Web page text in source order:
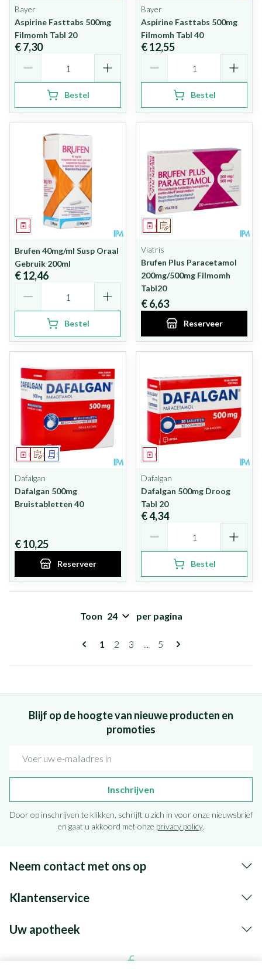
Bayer
Aspirine Fasttabs 500mg
Filmomh Tabl 20
€ 7,30
Bestel
Bayer
Aspirine Fasttabs 500mg
Filmomh Tabl 40
€ 12,55
Bestel
Geneesmiddel
Brufen 40mg/ml Susp Oraal
Gebruik 200ml
€ 12,46
Bestel
Op voorschrift
Geneesmiddel
Viatris
Brufen Plus Paracetamol
200mg/500mg Filmomh
Tabl20
€ 6,63
Reserveer
Op voorschrift
GeneesmiddelSchriftelijke aanvraag
Dafalgan
Dafalgan 500mg
Bruistabletten 40
€ 10,25
Reserveer
Geneesmiddel
Dafalgan
Dafalgan 500mg Droog
Tabl 20
€ 4,34
Bestel
Pagina's
U lees momenteel pagina
1 Pagina
2 Pagina
3 ... Pagina
5
Toon per pagina
Blijf op de hoogte van nieuwe producten en
promoties
Inschrijven
Door op inschrijven te klikken, schrijft u zich in voor onze nieuwsbrief
en gaat u akkoord met onze privacy policy.
Neem contact met ons op
Klantenservice
Uw apotheek